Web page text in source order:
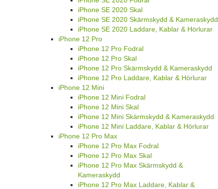
iPhone SE 2020 Skal
iPhone SE 2020 Skärmskydd & Kameraskydd
iPhone SE 2020 Laddare, Kablar & Hörlurar
iPhone 12 Pro
iPhone 12 Pro Fodral
iPhone 12 Pro Skal
iPhone 12 Pro Skärmskydd & Kameraskydd
iPhone 12 Pro Laddare, Kablar & Hörlurar
iPhone 12 Mini
iPhone 12 Mini Fodral
iPhone 12 Mini Skal
iPhone 12 Mini Skärmskydd & Kameraskydd
iPhone 12 Mini Laddare, Kablar & Hörlurar
iPhone 12 Pro Max
iPhone 12 Pro Max Fodral
iPhone 12 Pro Max Skal
iPhone 12 Pro Max Skärmskydd &
Kameraskydd
iPhone 12 Pro Max Laddare, Kablar &